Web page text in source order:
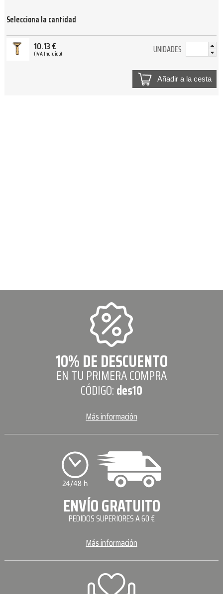
Selecciona la cantidad
10.13€
(IVA Incluido) UNIDADES
Añadir a la cesta
10% DE DESCUENTO
EN TU PRIMERA COMPRA
CÓDIGO:des10
Más información
ENVÍO GRATUITO
PEDIDOS SUPERIORES A 60 €
Más información